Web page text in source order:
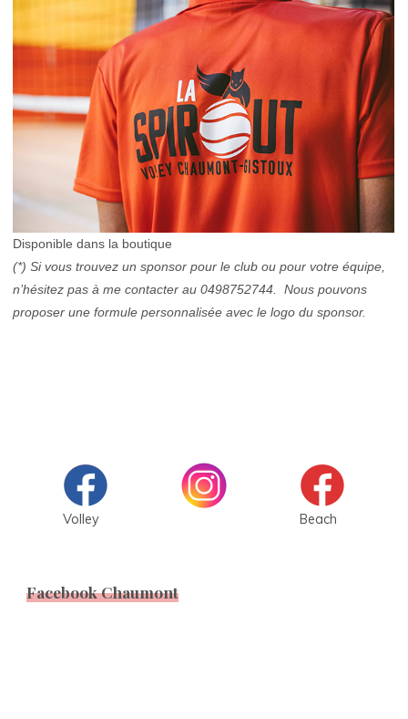
Disponible dans la boutique
(*) Si vous trouvez un sponsor pour le club ou pour votre équipe,
n’hésitez pas à me contacter au 0498752744. Nous pouvons
proposer une formule personnalisée avec le logo du sponsor.
Volley Beach
Facebook Chaumont